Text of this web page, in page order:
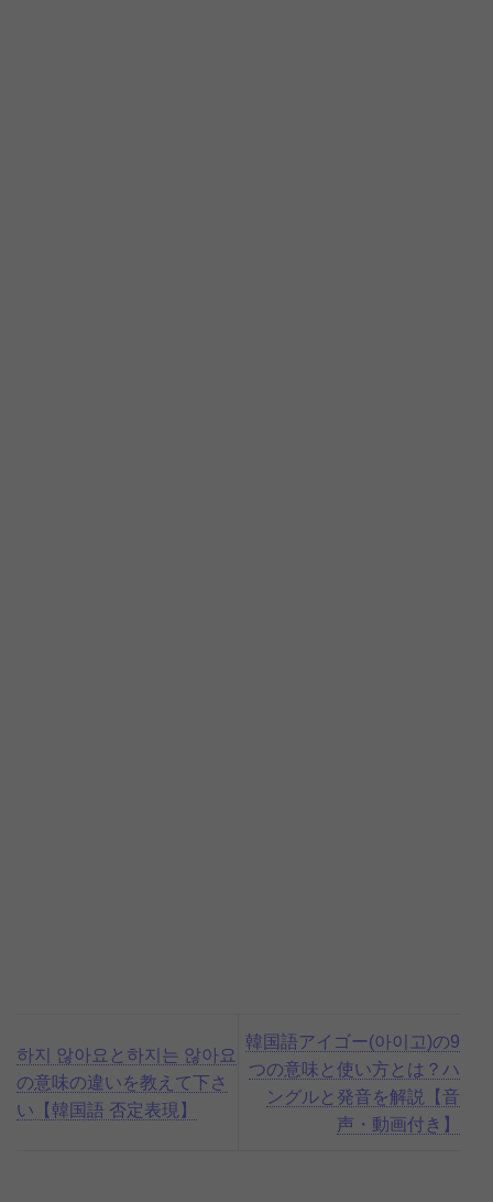
하지 않아요と하지는 않아요
の意味の違いを教えて下さ
い【韓国語 否定表現】
韓国語アイゴー(아이고)の9
つの意味と使い方とは？ハ
ングルと発音を解説【音
声・動画付き】